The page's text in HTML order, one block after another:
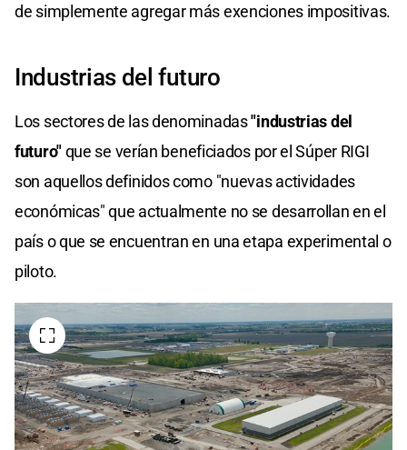
de simplemente agregar más exenciones impositivas.
Industrias del futuro
Los sectores de las denominadas"industrias del
futuro"que se verían beneficiados por el Súper RIGI
son aquellos definidos como "nuevas actividades
económicas" que actualmente no se desarrollan en el
país o que se encuentran en una etapa experimental o
piloto.